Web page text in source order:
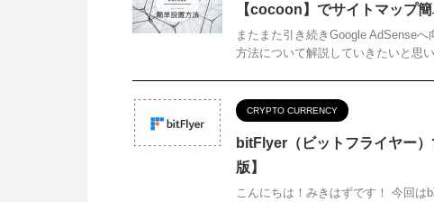
【cocoon】でサイトマップ
またまた引き続きGoogle AdSense
方法について解説していきたいと思
CRYPTO CURRENCY
bitFlyer（ビットフライヤー
版】
こんにちは！みきはずです！ 今回